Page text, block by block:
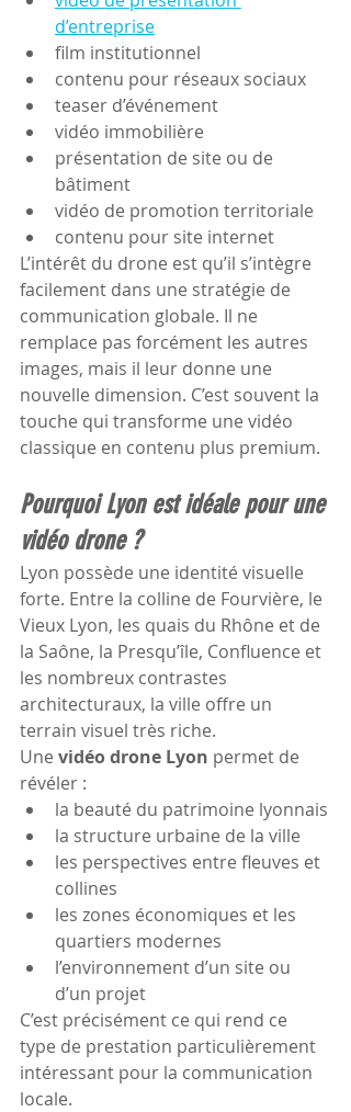
d’entreprise
film institutionnel
contenu pour réseaux sociaux
teaser d’événement
vidéo immobilière
présentation de site ou de
bâtiment
vidéo de promotion territoriale
contenu pour site internet
L’intérêt du drone est qu’il s’intègre
facilement dans une stratégie de
communication globale. Il ne
remplace pas forcément les autres
images, mais il leur donne une
nouvelle dimension. C’est souvent la
touche qui transforme une vidéo
classique en contenu plus premium.
Pourquoi Lyon est idéale pour une
vidéo drone ?
Lyon possède une identité visuelle
forte. Entre la colline de Fourvière, le
Vieux Lyon, les quais du Rhône et de
la Saône, la Presqu’île, Confluence et
les nombreux contrastes
architecturaux, la ville offre un
terrain visuel très riche.
Une vidéo drone Lyon permet de
révéler :
la beauté du patrimoine lyonnais
la structure urbaine de la ville
les perspectives entre fleuves et
collines
les zones économiques et les
quartiers modernes
l’environnement d’un site ou
d’un projet
C’est précisément ce qui rend ce
type de prestation particulièrement
intéressant pour la communication
locale.